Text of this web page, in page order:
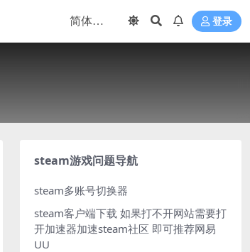
登录
steam游戏问题导航
steam多账号切换器
steam客户端下载 如果打不开网站需要打
开加速器加速steam社区 即可推荐网易
UU